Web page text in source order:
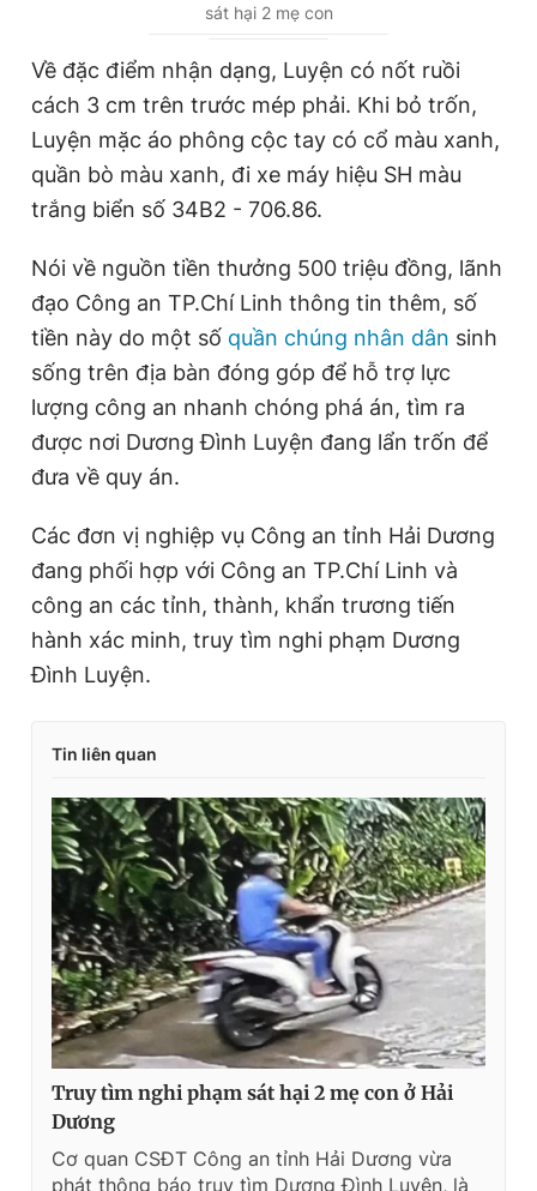
e
n
T
m
e
n
sát hại 2 mẹ con
Về đặc điểm nhận dạng, Luyện có nốt ruồi
cách 3 cm trên trước mép phải. Khi bỏ trốn,
Luyện mặc áo phông cộc tay có cổ màu xanh,
quần bò màu xanh, đi xe máy hiệu SH màu
trắng biển số 34B2 - 706.86.
Nói về nguồn tiền thưởng 500 triệu đồng, lãnh
đạo Công an TP.Chí Linh thông tin thêm, số
tiền này do một số quần chúng nhân dân sinh
sống trên địa bàn đóng góp để hỗ trợ lực
lượng công an nhanh chóng phá án, tìm ra
được nơi Dương Đình Luyện đang lẩn trốn để
đưa về quy án.
Các đơn vị nghiệp vụ Công an tỉnh Hải Dương
đang phối hợp với Công an TP.Chí Linh và
công an các tỉnh, thành, khẩn trương tiến
hành xác minh, truy tìm nghi phạm Dương
Đình Luyện.
Tin liên quan
Truy tìm nghi phạm sát hại 2 mẹ con ở Hải
Dương
Cơ quan CSĐT Công an tỉnh Hải Dương vừa
phát thông báo truy tìm Dương Đình Luyện, là